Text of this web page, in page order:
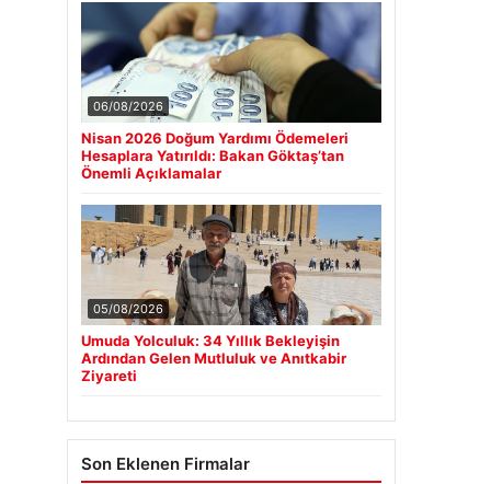
06/08/2026
Nisan 2026 Doğum Yardımı Ödemeleri
Hesaplara Yatırıldı: Bakan Göktaş’tan
Önemli Açıklamalar
05/08/2026
Umuda Yolculuk: 34 Yıllık Bekleyişin
Ardından Gelen Mutluluk ve Anıtkabir
Ziyareti
Son Eklenen Firmalar